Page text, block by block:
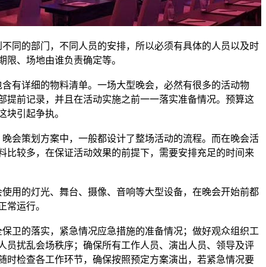
同的部门，不同人员的安排，所以必须有具体的人员以及时
、场地由谁负责确定等。
有详细的物料清单。一场大型晚会，必然有很多的活动物
提前记录，并且在活动实施之前一一落实准备情况。预算这
块引起争执。
会策划方案中，一般都设计了整场活动的流程。而在晚会活
比较多，在保证活动效果的前提下，需要安排充足的时间来
用的灯光、舞台、摄像、音响等大型设备，在晚会开始前都
常运行。
卫的落实，紧急情况应急措施的准备情况；做好观众组织工
员扰乱会场秩序；确保所有工作人员、演出人员、领导及评
时检查各工作环节，确保按照预定方案演出，若紧急情况要